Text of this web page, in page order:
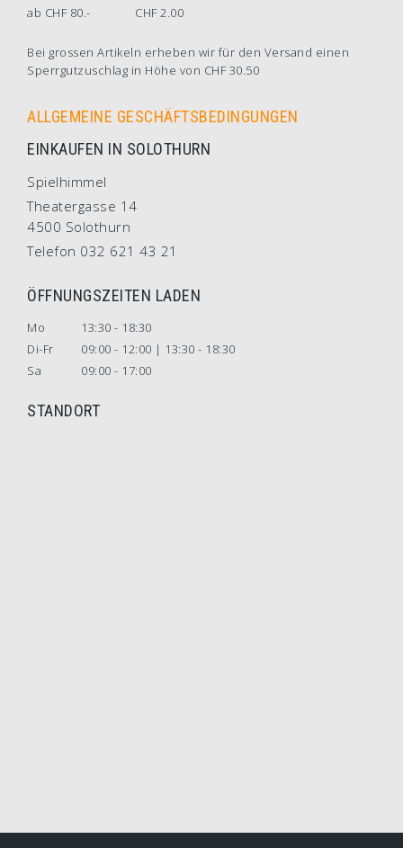
ab CHF 80.-
CHF 2.00
Bei grossen Artikeln erheben wir für den Versand einen
Sperrgutzuschlag in Höhe von CHF 30.50
ALLGEMEINE GESCHÄFTSBEDINGUNGEN
EINKAUFEN IN SOLOTHURN
Spielhimmel
Theatergasse 14
4500 Solothurn
Telefon 032 621 43 21
ÖFFNUNGSZEITEN LADEN
Mo
13:30 - 18:30
Di-Fr
09:00 - 12:00 | 13:30 - 18:30
Sa
09:00 - 17:00
STANDORT